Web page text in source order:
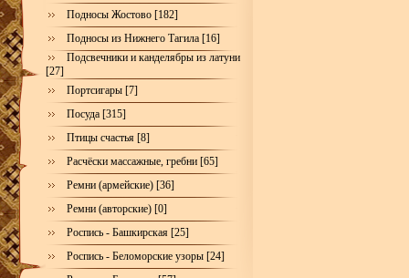
Подносы Жостово [182]
Подносы из Нижнего Тагила [16]
Подсвечники и канделябры из латуни
[27]
Портсигары [7]
Посуда [315]
Птицы счастья [8]
Расчёски массажные, гребни [65]
Ремни (армейские) [36]
Ремни (авторские) [0]
Роспись - Башкирская [25]
Роспись - Беломорские узоры [24]